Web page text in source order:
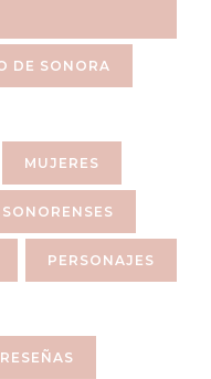
DE SONORA
MUJERES
PERSONAJES
RESEÑAS